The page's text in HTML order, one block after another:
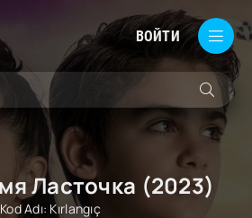
ВОЙТИ
Ласточка (2023)
Kod Adı: Kırlangıç